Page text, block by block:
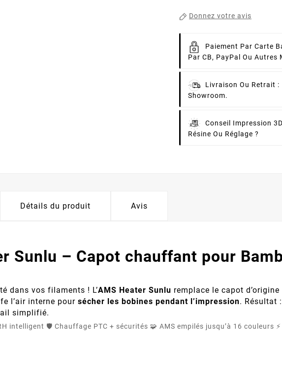
Donnez votre avis
Paiement Par Carte
Par CB, PayPal Ou Autres
Livraison Ou Retrait :
Showroom.
Conseil Impression
Résine Ou Réglage ?
Détails du produit Avis
Sunlu – Capot chauffant pour
dans vos filaments ! L’AMS Heater Sunlu remplace le capot
l’air interne poursécher les bobines pendant l’impression. Résultat
simplifié.
intelligent 🛡️ Chauffage PTC + sécurités 🧩 AMS empilés jusqu’à 16 couleurs